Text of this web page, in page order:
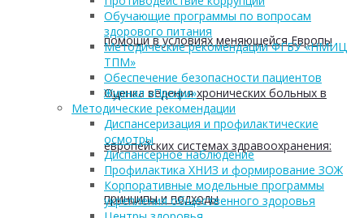
помощи в условиях меняющейся Европы
Оценка ведения хронических больных в
европейских системах здравоохранения:
принципы и подходы
Обучающие программы по вопросам
здорового питания
Методические рекомендации ФГБУ «НМИЦ
ТПМ»
Обеспечение безопасности пациентов
Журнал «Профи»
Методические рекомендации
Диспансеризация и профилактические
осмотры
Диспансерное наблюдение
Профилактика ХНИЗ и формирование ЗОЖ
Корпоративные модельные программы
укрепления общественного здоровья